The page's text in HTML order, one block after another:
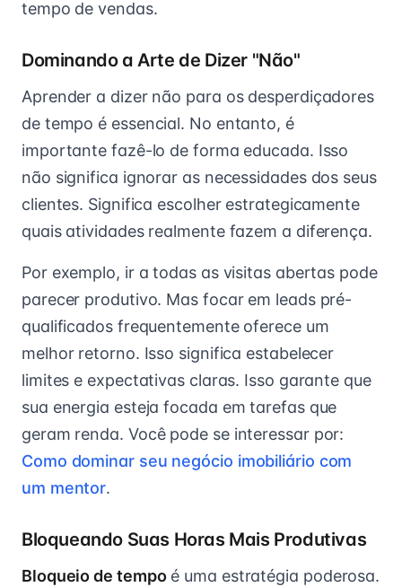
tempo de vendas.
Dominando a Arte de Dizer "Não"
Aprender a dizer não para os desperdiçadores
de tempo é essencial. No entanto, é
importante fazê-lo de forma educada. Isso
não significa ignorar as necessidades dos seus
clientes. Significa escolher estrategicamente
quais atividades realmente fazem a diferença.
Por exemplo, ir a todas as visitas abertas pode
parecer produtivo. Mas focar em leads pré-
qualificados frequentemente oferece um
melhor retorno. Isso significa estabelecer
limites e expectativas claras. Isso garante que
sua energia esteja focada em tarefas que
geram renda. Você pode se interessar por:
Como dominar seu negócio imobiliário com
um mentor.
Bloqueando Suas Horas Mais Produtivas
Bloqueio de tempoé uma estratégia poderosa.